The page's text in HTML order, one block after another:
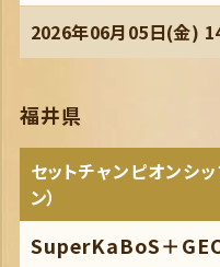
2026年06月05日(金)
福井県
セットチャンピオンシ
ン）
SuperKaBoS＋